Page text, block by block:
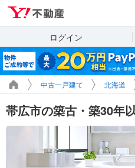
ログイン
中古一戸建て 北海道
帯広市の築古・築30年